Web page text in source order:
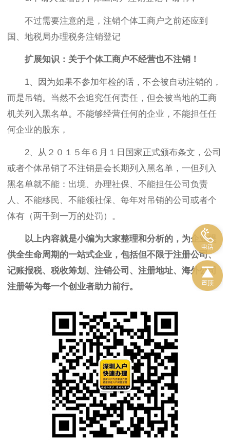
不过需要注意的是，注销个体工商户之前还应到
国、地税局办理税务注销登记
扩展知识：关于个体工商户不经营也不注销！
1、因为如果不参加年检的话，不会被自动注销的，
而是吊销。当然不会追究任何责任，但会被当地的工商
机关列入黑名单。不能够经营任何的企业，不能担任任
何企业的股东，
2、从２０１５年６月１日国家正式颁布条文，公司
或者个体吊销了不注销是会长期列入黑名单，一但列入
黑名单就不能：出境、办理社保、不能担任公司负责
人、不能移民、不能领社保、每年对吊销的公司或者个
体有（两千到一万的处罚）。
以上内容就是小编为大家整理和分析的，为企业提
供全生命周期的一站式企业，包括但不限于注册公司、
记账报税、税收筹划、注销公司、注册地址、海外公司
注册等为每一个创业者助力前行。